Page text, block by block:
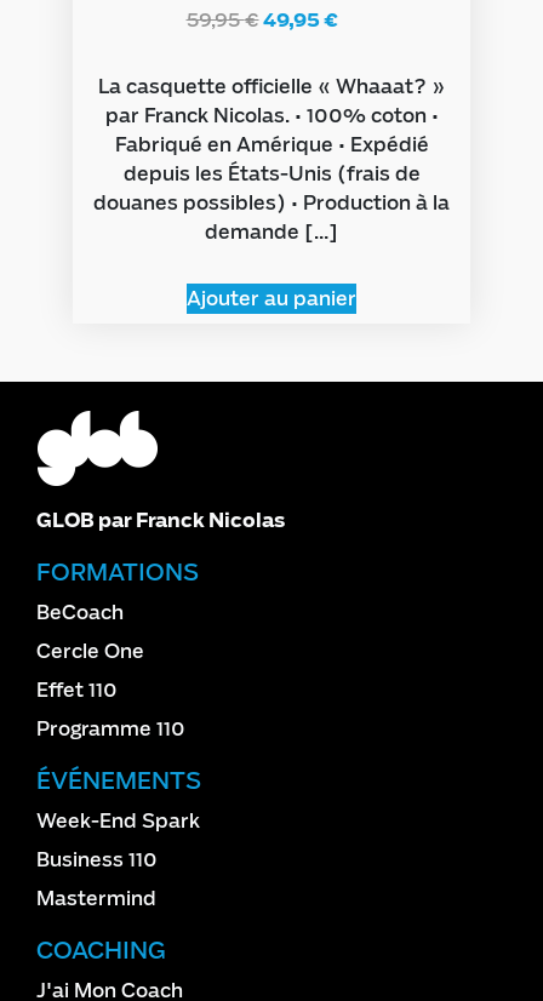
59,95€49,95€
La casquette officielle « Whaaat? »
par Franck Nicolas. • 100% coton •
Fabriqué en Amérique • Expédié
depuis les États-Unis (frais de
douanes possibles) • Production à la
demande […]
Ajouter au panier
GLOB par Franck Nicolas
FORMATIONS
BeCoach
Cercle One
Effet 110
Programme 110
ÉVÉNEMENTS
Week-End Spark
Business 110
Mastermind
COACHING
J'ai Mon Coach